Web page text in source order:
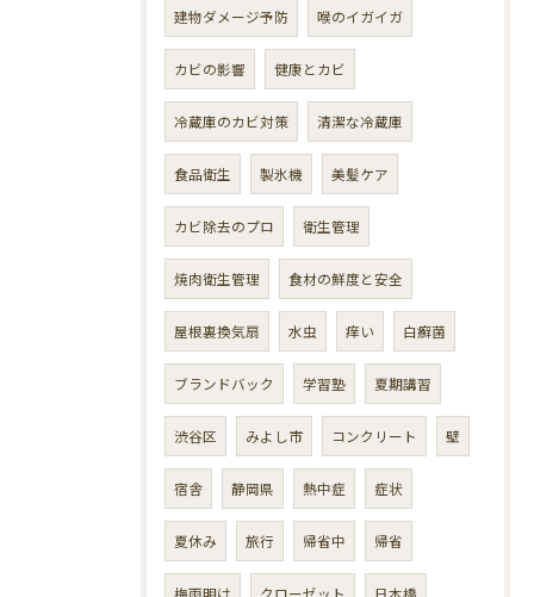
建物ダメージ予防 喉のイガイガ
カビの影響 健康とカビ
冷蔵庫のカビ対策 清潔な冷蔵庫
食品衛生 製氷機 美髪ケア
カビ除去のプロ 衛生管理
焼肉衛生管理 食材の鮮度と安全
屋根裏換気扇 水虫 痒い 白癬菌
ブランドバック 学習塾 夏期講習
渋谷区 みよし市 コンクリート 壁
宿舎 静岡県 熱中症 症状
夏休み 旅行 帰省中 帰省
梅雨明け クローゼット 日本橋